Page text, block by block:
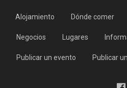
Alojamiento Dónde comer
Negocios Lugares
Publicar un evento Publicar